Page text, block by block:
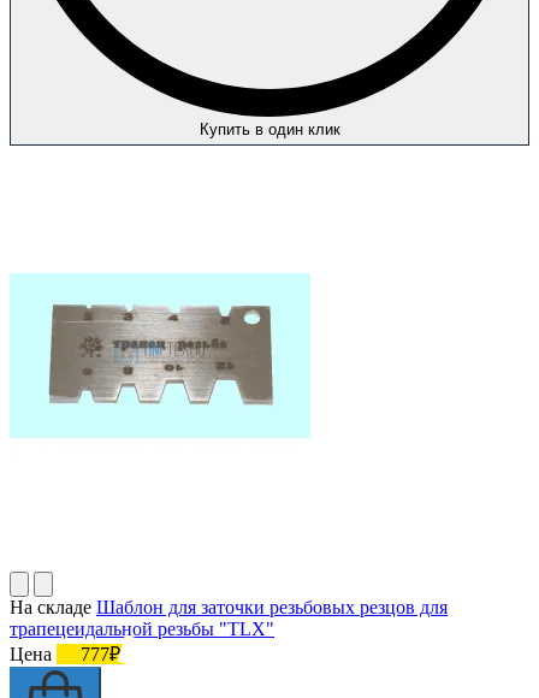
Купить в один клик
На складе Шаблон для заточки резьбовых резцов для
трапецеидальной резьбы "TLX"
Цена
777₽